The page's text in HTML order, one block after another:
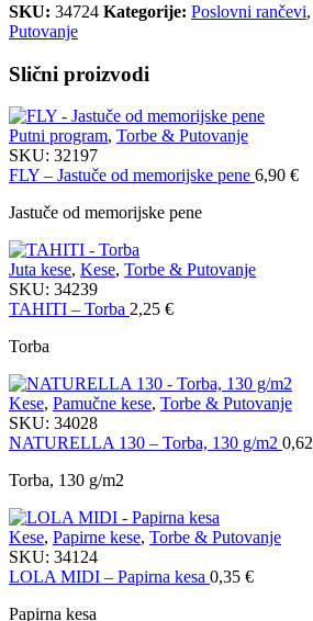
SKU: 34724 Kategorije: Poslovni rančevi,
Putovanje
Slični proizvodi
Putni program, Torbe & Putovanje
SKU: 32197
FLY – Jastuče od memorijske pene 6,90 €
Jastuče od memorijske pene
Juta kese, Kese, Torbe & Putovanje
SKU: 34239
TAHITI – Torba 2,25 €
Torba
Kese, Pamučne kese, Torbe & Putovanje
SKU: 34028
NATURELLA 130 – Torba, 130 g/m2 0,62
Torba, 130 g/m2
Kese, Papirne kese, Torbe & Putovanje
SKU: 34124
LOLA MIDI – Papirna kesa 0,35 €
Papirna kesa